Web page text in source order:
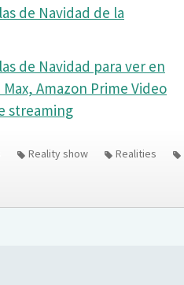
de Navidad de la
de Navidad para ver en
Amazon Prime Video
streaming
Reality show Realities